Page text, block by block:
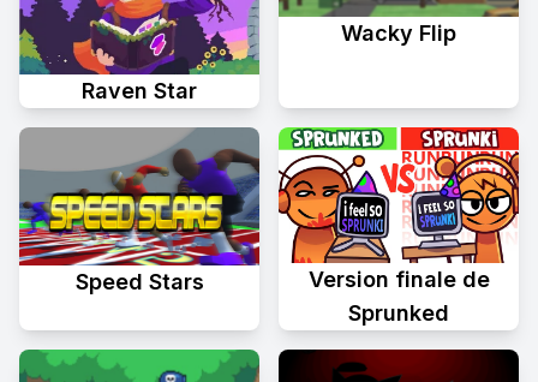
Raven Star
Wacky Flip
Speed Stars
Version finale de
Sprunked